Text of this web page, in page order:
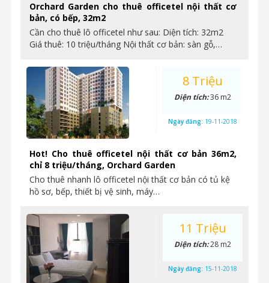
Orchard Garden cho thuê officetel nội thất cơ
bản, có bếp, 32m2
Cần cho thuê lô officetel như sau: Diện tích: 32m2
Giá thuê: 10 triệu/tháng Nội thất cơ bản: sàn gỗ,…
Hot! Cho thuê officetel nội thất cơ bản 36m2,
chỉ 8 triệu/tháng, Orchard Garden
Cho thuê nhanh lô officetel nội thất cơ bản có tủ kệ
hồ sơ, bếp, thiết bị vệ sinh, máy…
8 Triệu
Diện tích:36 m2
Ngày đăng: 19-11-2018
11 Triệu
Diện tích:28 m2
Ngày đăng: 15-11-2018